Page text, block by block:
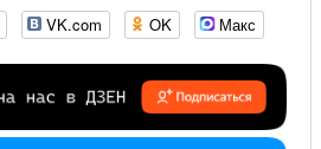
VK.com OK Макс